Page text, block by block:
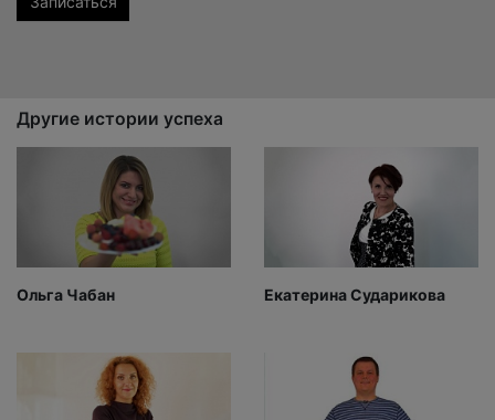
Другие истории успеха
Ольга Чабан Екатерина Сударикова